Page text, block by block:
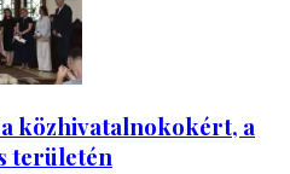
közhivatalnokokért, a
területén